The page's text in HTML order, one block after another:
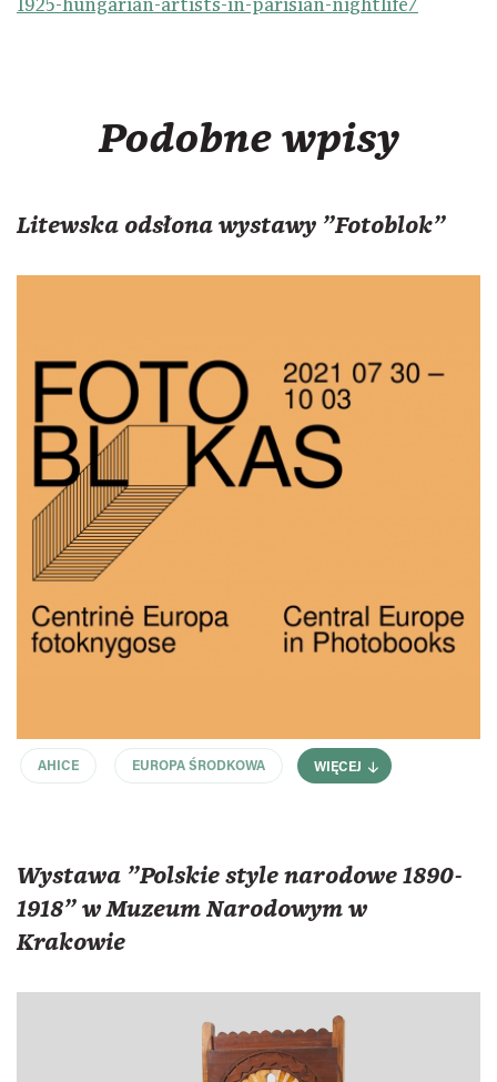
1925-hungarian-artists-in-parisian-nightlife/
Podobne wpisy
Litewska odsłona wystawy "Fotoblok"
AHICE EUROPA ŚRODKOWA WIĘCEJ
Wystawa "Polskie style narodowe 1890-
1918" w Muzeum Narodowym w
Krakowie